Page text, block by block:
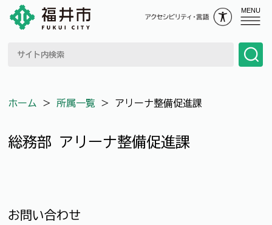
MENU
ホーム ＞ 所属一覧 ＞ アリーナ整備促進課
総務部 アリーナ整備促進課
お問い合わせ